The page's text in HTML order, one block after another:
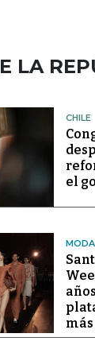
LA
CHILE
el
MODA